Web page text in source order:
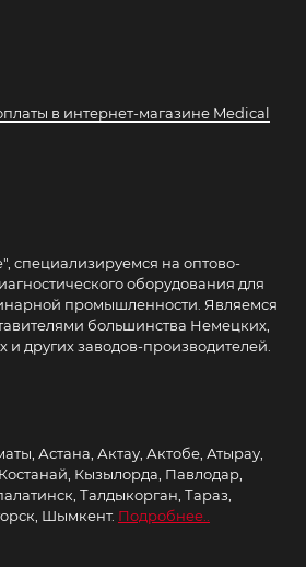
в интернет-магазине Medical
специализируемся на оптово-
оборудования для
промышленности. Являемся
большинства Немецких,
и других заводов-производителей.
Астана, Актау, Актобе, Атырау,
Кызылорда, Павлодар,
Талдыкорган, Тараз,
Шымкент. Подробнее..